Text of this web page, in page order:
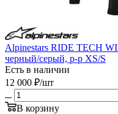
Alpinestars RIDE TECH
черный/серый, р-р XS/S
Есть в наличии
12 000 ₽/шт
В корзину